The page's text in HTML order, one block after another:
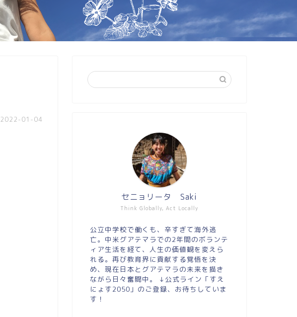
2022-01-04
Think Globally, Act Locally
セニョリータ Saki
公立中学校で働くも、辛すぎて海外逃
亡。中米グアテマラでの2年間のボランテ
ィア生活を経て、人生の価値観を変えら
れる。再び教育界に貢献する覚悟を決
め、現在日本とグアテマラの未来を描き
ながら日々奮闘中。 ↓公式ライン「すえ
にょす2050」のご登録、お待ちしていま
す！